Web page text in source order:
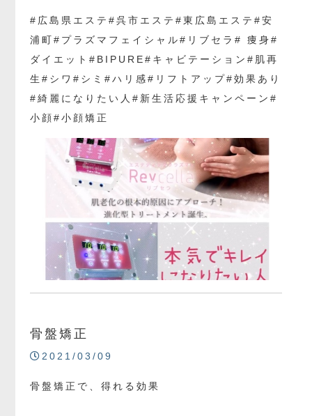
#広島県エステ#呉市エステ#東広島エステ#安
浦町#プラズマフェイシャル#リブセラ# 痩身#
ダイエット#BIPURE#キャビテーション#肌再
生#シワ#シミ#ハリ感#リフトアップ#効果あり
#綺麗になりたい人#新生活応援キャンペーン#
小顔#小顔矯正
骨盤矯正
2021/03/09
骨盤矯正で、得れる効果